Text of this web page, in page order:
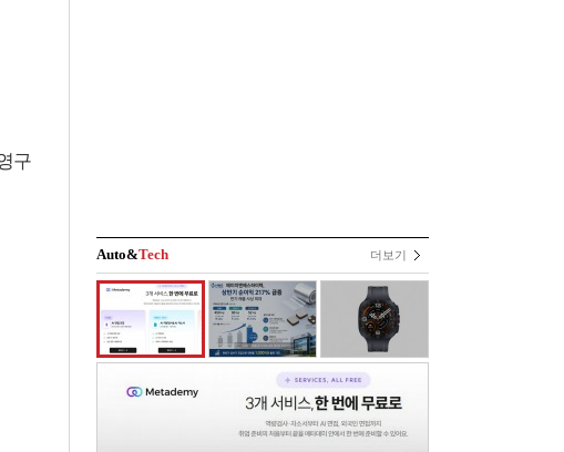
구
Auto&Tech 더보기